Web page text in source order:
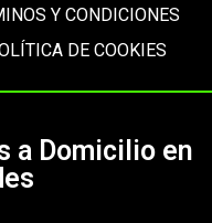
Y CONDICIONES
DE COOKIES
a Domicilio en